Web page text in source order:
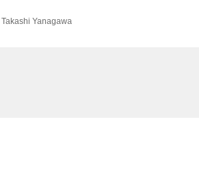
Takashi Yanagawa